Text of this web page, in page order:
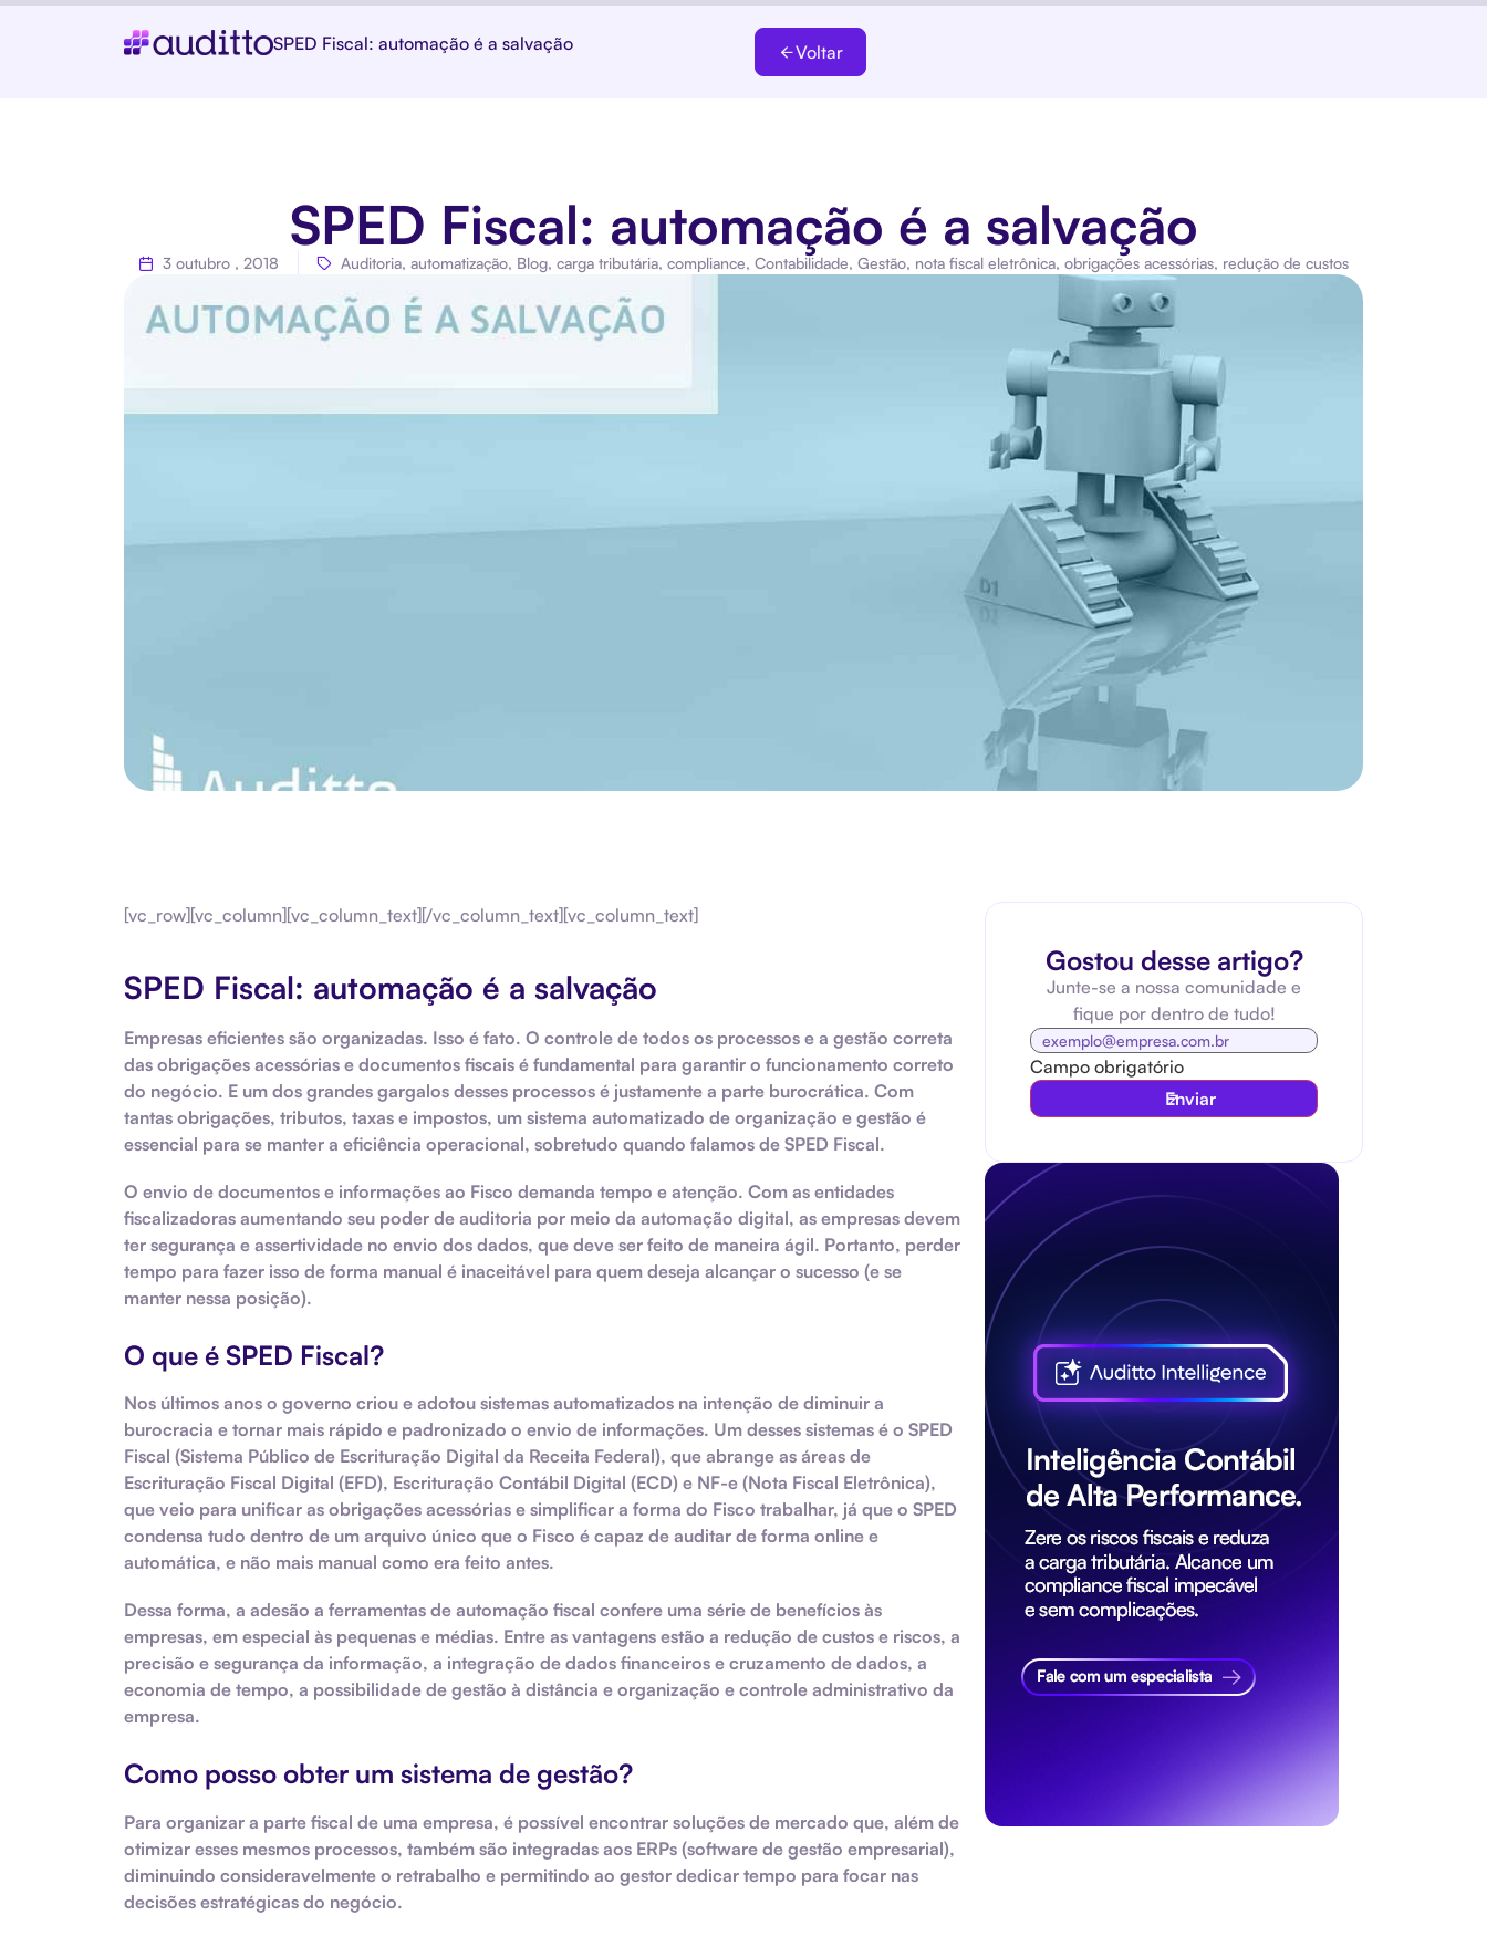
SPED Fiscal: automação é a salvação Voltar
SPED Fiscal: automação é a salvação
3 outubro , 2018 Auditoria, automatização, Blog, carga tributária, compliance, Contabilidade, Gestão, nota fiscal eletrônica, obrigações acessórias, redução de custos
[vc_row][vc_column][vc_column_text][/vc_column_text][vc_column_text]
SPED Fiscal: automação é a salvação
Empresas eficientes são organizadas. Isso é fato. O controle de todos os processos e a gestão correta
das obrigações acessórias e documentos fiscais é fundamental para garantir o funcionamento correto
do negócio. E um dos grandes gargalos desses processos é justamente a parte burocrática. Com
tantas obrigações, tributos, taxas e impostos, um sistema automatizado de organização e gestão é
essencial para se manter a eficiência operacional, sobretudo quando falamos de SPED Fiscal.
O envio de documentos e informações ao Fisco demanda tempo e atenção. Com as entidades
fiscalizadoras aumentando seu poder de auditoria por meio da automação digital, as empresas devem
ter segurança e assertividade no envio dos dados, que deve ser feito de maneira ágil. Portanto, perder
tempo para fazer isso de forma manual é inaceitável para quem deseja alcançar o sucesso (e se
manter nessa posição).
O que é SPED Fiscal?
Nos últimos anos o governo criou e adotou sistemas automatizados na intenção de diminuir a
burocracia e tornar mais rápido e padronizado o envio de informações. Um desses sistemas é o SPED
Fiscal (Sistema Público de Escrituração Digital da Receita Federal), que abrange as áreas de
Escrituração Fiscal Digital (EFD), Escrituração Contábil Digital (ECD) e NF-e (Nota Fiscal Eletrônica),
que veio para unificar as obrigações acessórias e simplificar a forma do Fisco trabalhar, já que o SPED
condensa tudo dentro de um arquivo único que o Fisco é capaz de auditar de forma online e
automática, e não mais manual como era feito antes.
Dessa forma, a adesão a ferramentas de automação fiscal confere uma série de benefícios às
empresas, em especial às pequenas e médias. Entre as vantagens estão a redução de custos e riscos, a
precisão e segurança da informação, a integração de dados financeiros e cruzamento de dados, a
economia de tempo, a possibilidade de gestão à distância e organização e controle administrativo da
empresa.
Como posso obter um sistema de gestão?
Para organizar a parte fiscal de uma empresa, é possível encontrar soluções de mercado que, além de
otimizar esses mesmos processos, também são integradas aos ERPs (software de gestão empresarial),
diminuindo consideravelmente o retrabalho e permitindo ao gestor dedicar tempo para focar nas
decisões estratégicas do negócio.
Gostou desse artigo?
Junte-se a nossa comunidade e
fique por dentro de tudo!
Campo obrigatório
Enviar